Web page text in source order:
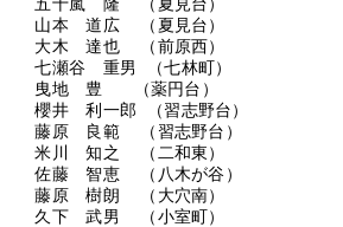
山本 道広 （夏見台）
大木 達也 （前原西）
七瀬谷 重男 （七林町）
曳地 豊 （薬円台）
櫻井 利一郎 （習志野台）
藤原 良範 （習志野台）
米川 知之 （二和東）
佐藤 智恵 （八木が谷）
藤原 樹朗 （大穴南）
久下 武男 （小室町）